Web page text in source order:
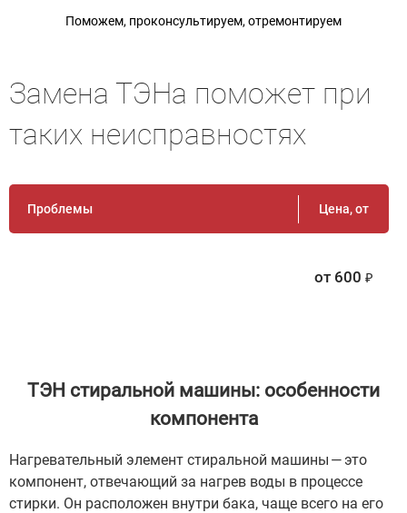
Поможем, проконсультируем, отремонтируем
Замена ТЭНа поможет при
таких неисправностях
Проблемы Цена, от
от 600
ТЭН стиральной машины: особенности
компонента
Нагревательный элемент стиральной машины — это
компонент, отвечающий за нагрев воды в процессе
стирки. Он расположен внутри бака, чаще всего на его